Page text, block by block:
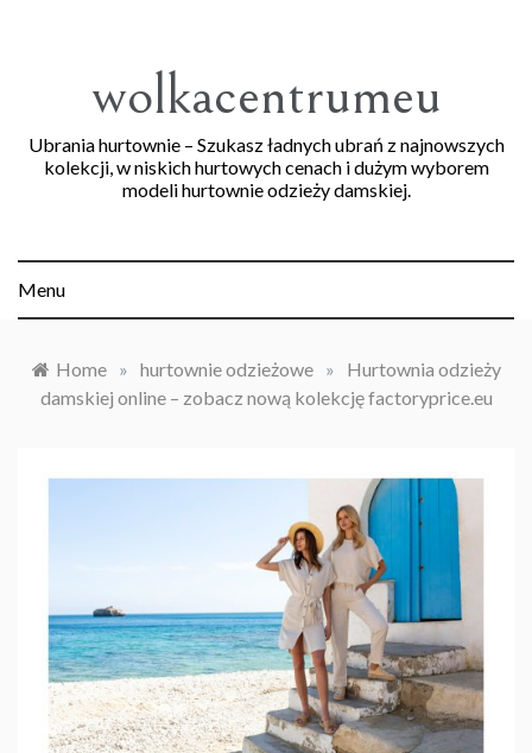
wolkacentrumeu
Ubrania hurtownie – Szukasz ładnych ubrań z najnowszych
kolekcji, w niskich hurtowych cenach i dużym wyborem
modeli hurtownie odzieży damskiej.
Menu
Home » hurtownie odzieżowe »
Hurtownia odzieży
damskiej online – zobacz nową kolekcję factoryprice.eu